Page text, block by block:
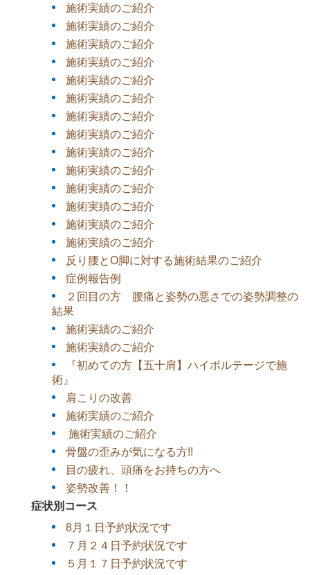
施術実績のご紹介
施術実績のご紹介
施術実績のご紹介
施術実績のご紹介
施術実績のご紹介
施術実績のご紹介
施術実績のご紹介
施術実績のご紹介
施術実績のご紹介
施術実績のご紹介
施術実績のご紹介
施術実績のご紹介
施術実績のご紹介
施術実績のご紹介
反り腰とO脚に対する施術結果のご紹介
症例報告例
２回目の方 腰痛と姿勢の悪さでの姿勢調整の
結果
施術実績のご紹介
施術実績のご紹介
『初めての方【五十肩】ハイボルテージで施
術』
肩こりの改善
施術実績のご紹介
施術実績のご紹介
骨盤の歪みが気になる方!!
目の疲れ、頭痛をお持ちの方へ
姿勢改善！！
症状別コース
8月１日予約状況です
７月２４日予約状況です
５月１７日予約状況です